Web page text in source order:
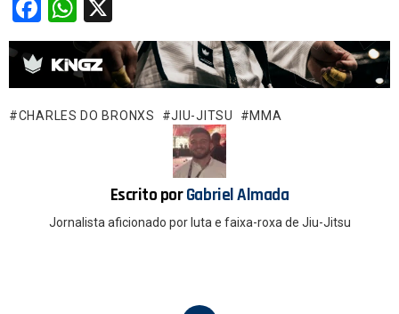
F
a
ce
b
o
W
h
at
s
A
CHARLES DO BRONXS JIU-JITSU MMA
Escrito porGabriel Almada
Jornalista aficionado por luta e faixa-roxa de Jiu-Jitsu